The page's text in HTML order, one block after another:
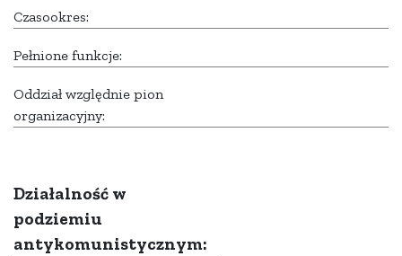
Czasookres:
Pełnione funkcje:
Oddział względnie pion
organizacyjny:
Działalność w
podziemiu
antykomunistycznym: